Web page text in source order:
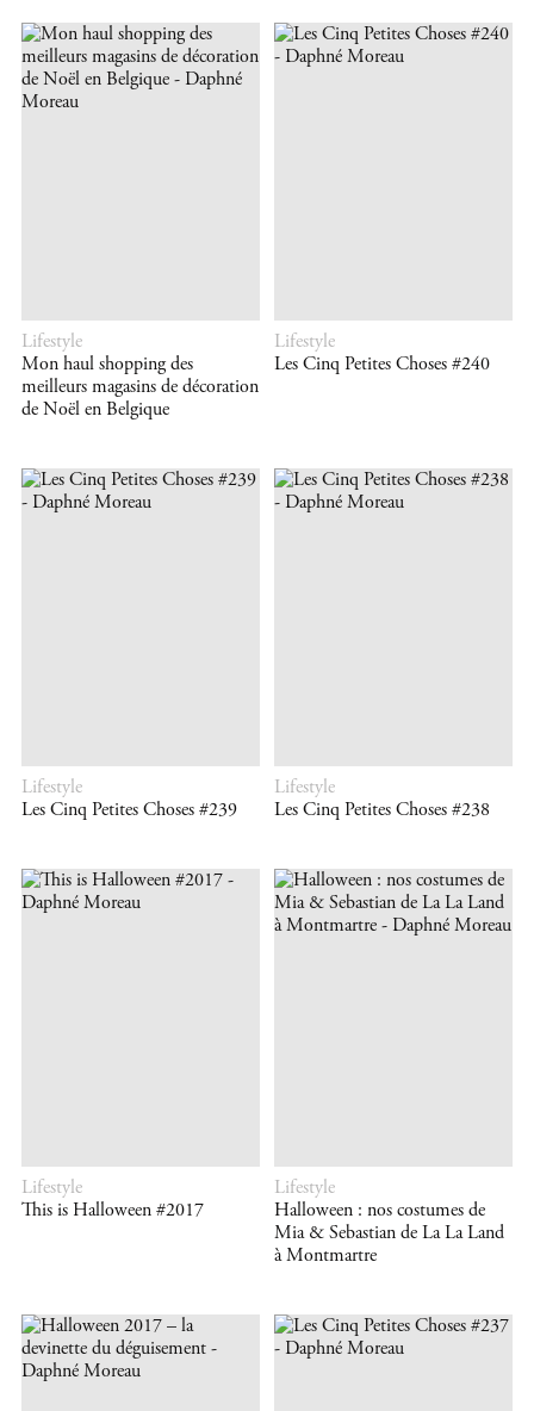
Lifestyle
Mon haul shopping des
meilleurs magasins de décoration
de Noël en Belgique
Lifestyle
Les Cinq Petites Choses #240
Lifestyle
Les Cinq Petites Choses #239
Lifestyle
Les Cinq Petites Choses #238
Lifestyle
This is Halloween #2017
Lifestyle
Halloween : nos costumes de
Mia & Sebastian de La La Land
à Montmartre